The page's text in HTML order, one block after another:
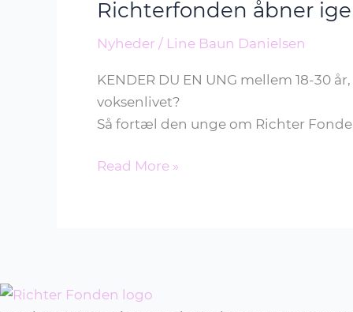
Richterfonden åbner
Nyheder / Line Baun Danielsen
KENDER DU EN UNG mellem 18-
voksenlivet?
Så fortæl den unge om Richter
igen
legat
til
udsatte
unge
Read More »